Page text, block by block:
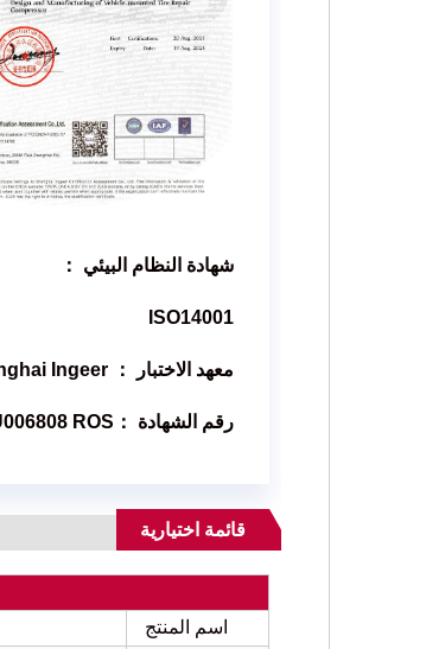
شهادة النظام البيئي ：
ISO14001
معهد الاختبار ： Shanghai Ingeer
رقم الشهادة ：11721EU006808 ROS
قائمة اختيارية
اسم المنتج